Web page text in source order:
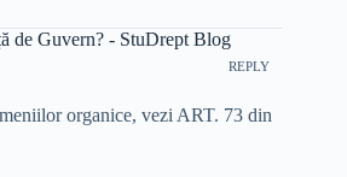
de Guvern? - StuDrept Blog
REPLY
organice, vezi ART. 73 din